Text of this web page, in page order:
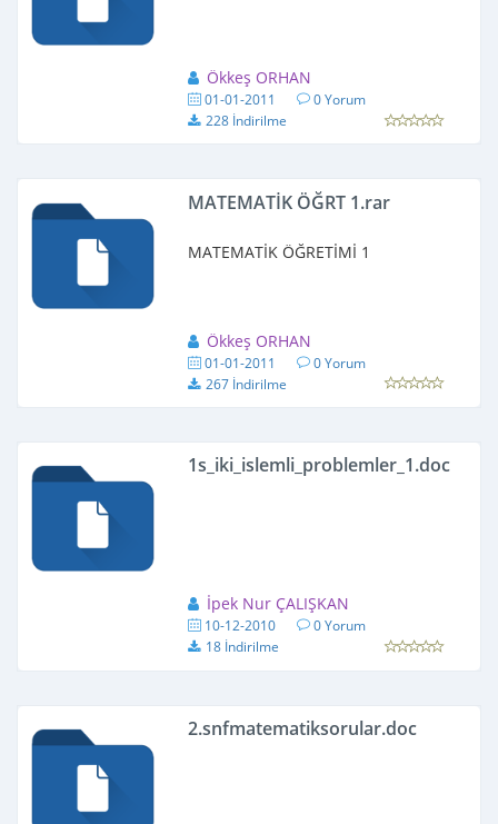
Ökkeş ORHAN
01-01-2011
0 Yorum
228 İndirilme
MATEMATİK ÖĞRT 1.rar
MATEMATİK ÖĞRETİMİ 1
Ökkeş ORHAN
01-01-2011
0 Yorum
267 İndirilme
1s_iki_islemli_problemler_1.doc
İpek Nur ÇALIŞKAN
10-12-2010
0 Yorum
18 İndirilme
2.snfmatematiksorular.doc